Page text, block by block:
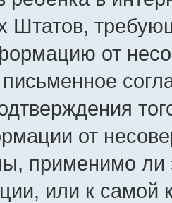
Штатов,
от
от
применимо ли
или к самой